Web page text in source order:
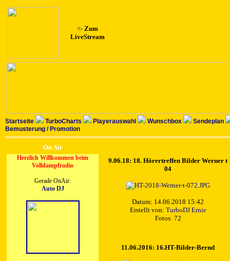
<- Zum
LiveStream
Startseite TurboCharts Playerauswahl Wunschbox
Sendeplan
Bemusterung / Promotion
On Air
Herzlich Willkommen beim
Volldampfradio
Gerade OnAir:
Auto DJ
9.06.18: 18. Hörertreffen Bilder Werner t
04
Datum: 14.06.2018 15:42
Erstellt von: TurboDJ Ernie
Fotos: 72
11.06.2016: 16.HT-Bilder-Bernd